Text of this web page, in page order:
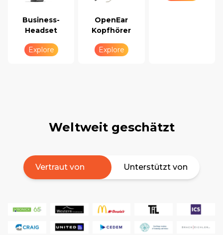
Business-
Headset
Explore
OpenEar
Kopfhörer
Explore
Weltweit geschätzt
Vertraut von Unterstützt von